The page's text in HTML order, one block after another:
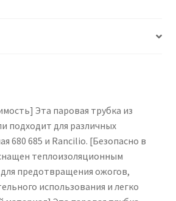
Эта паровая трубка из
подходит для различных
680 685 и Rancilio. [Безопасно в
теплоизоляционным
предотвращения ожогов,
использования и легко